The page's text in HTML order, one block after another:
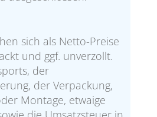
sich als Netto-Preise
und ggf. unverzollt.
der
der Verpackung,
Montage, etwaige